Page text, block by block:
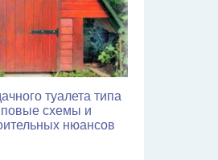
туалета типа
схемы и
нюансов